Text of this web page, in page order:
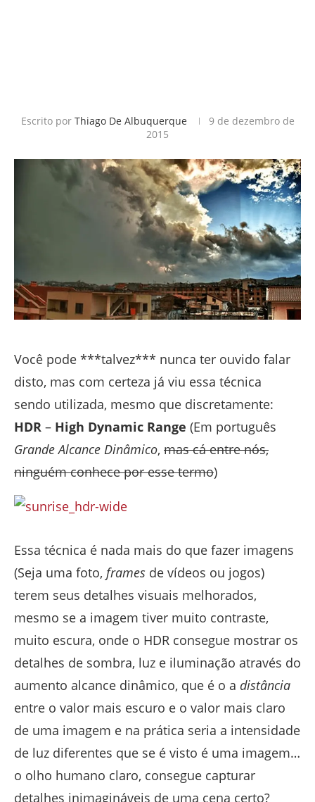
Escrito por Thiago De Albuquerque
9 de dezembro de
2015
Você pode ***talvez*** nunca ter ouvido falar
disto, mas com certeza já viu essa técnica
sendo utilizada, mesmo que discretamente:
HDR – High Dynamic Range (Em português
Grande Alcance Dinâmico, mas cá entre nós,
ninguém conhece por esse termo)
Essa técnica é nada mais do que fazer imagens
(Seja uma foto, frames de vídeos ou jogos)
terem seus detalhes visuais melhorados,
mesmo se a imagem tiver muito contraste,
muito escura, onde o HDR consegue mostrar os
detalhes de sombra, luz e iluminação através do
aumento alcance dinâmico, que é o a distância
entre o valor mais escuro e o valor mais claro
de uma imagem e na prática seria a intensidade
de luz diferentes que se é visto é uma imagem…
o olho humano claro, consegue capturar
detalhes inimagináveis de uma cena certo?